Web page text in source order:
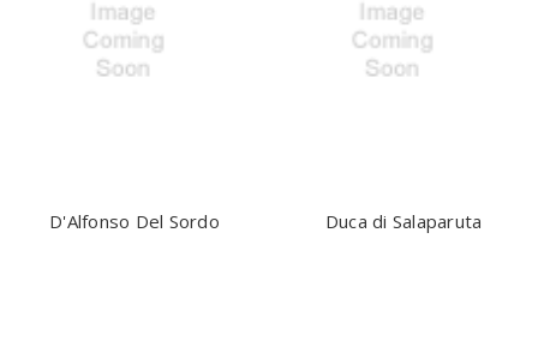
D'Alfonso Del Sordo Duca di Salaparuta